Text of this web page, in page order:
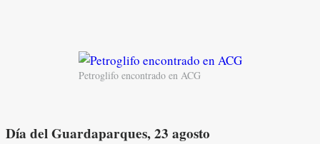
Petroglifo encontrado en ACG
Día del Guardaparques, 23 agosto